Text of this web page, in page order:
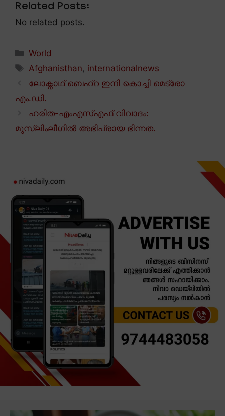
Related Posts:
No related posts.
Categories
World
Tags
Afghanisthan, internationalnews
ലോക്നാഥ് ബെഹ്റ ഇനി കൊച്ചി മെട്രോ
എം.ഡി.
ഹരിത-എംഎസ്എഫ് വിവാദം:
മുസ്ലിംലീഗിൽ അഭിപ്രായ ഭിന്നത.